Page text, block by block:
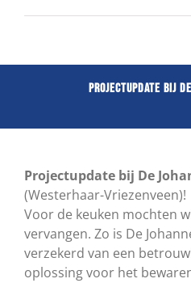
Projectupdate bij
Projectupdate bij De
(Westerhaar-Vriezenveen)!
Voor de keuken mochten
vervangen. Zo is De
verzekerd van een
oplossing voor het